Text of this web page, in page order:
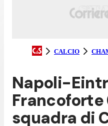
CALCIO
Napoli-
squadra di